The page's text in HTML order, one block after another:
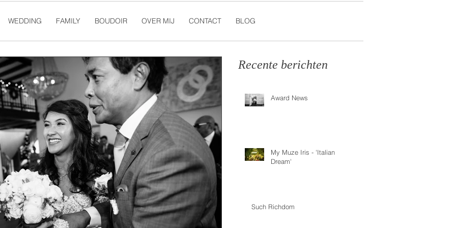
WEDDING FAMILY BOUDOIR OVER MIJ CONTACT BLOG
Recente berichten
Award News
My Muze Iris - 'Italian
Dream'
Such Richdom